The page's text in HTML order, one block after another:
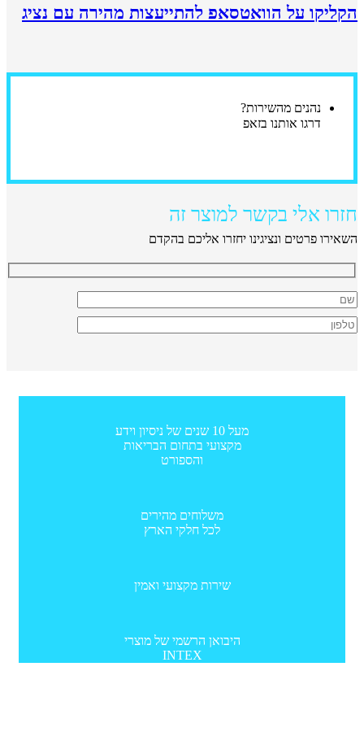
הקליקו על הוואטסאפ להתייעצות מהירה עם נציג
נהנים מהשירות?
דרגו אותנו בזאפ
חזרו אלי בקשר למוצר זה
השאירו פרטים ונציגינו יחזרו אליכם בהקדם
מעל 10 שנים של ניסיון וידע
מקצועי בתחום הבריאות
והספורט
משלוחים מהירים
לכל חלקי הארץ
שירות מקצועי ואמין
היבואן הרשמי של מוצרי
INTEX